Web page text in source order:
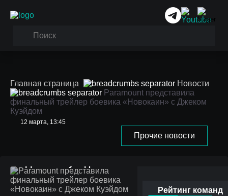
Главная страница
Новости
Paramount представила
финальный трейлер боевика «Новокаин» с Джеком
Куэйдом
12 марта, 13:45
Прочие новости
Рейтинг команд